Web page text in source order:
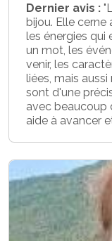
Dernier avis :
bijou. Elle
les énergies qui
un mot, les
venir, les
liées, mais
sont d'une
avec beaucoup
aide à avancer